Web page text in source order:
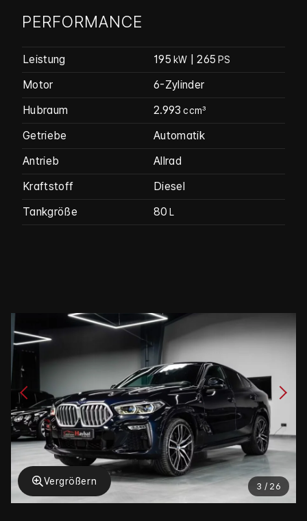
PERFORMANCE
Leistung 195 kW | 265 PS
Motor
6-Zylinder
Hubraum
2.993 ccm³
Getriebe
Automatik
Antrieb
Allrad
Kraftstoff
Diesel
Tankgröße
80 L
3 / 26
Vergrößern